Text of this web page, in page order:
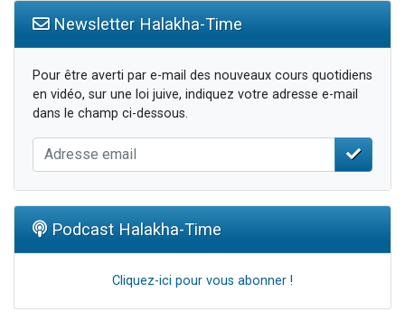
Newsletter Halakha-Time
Pour être averti par e-mail des nouveaux cours quotidiens
en vidéo, sur une loi juive, indiquez votre adresse e-mail
dans le champ ci-dessous.
Podcast Halakha-Time
Cliquez-ici pour vous abonner !